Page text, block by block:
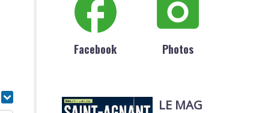
Facebook Photos
LE MAG